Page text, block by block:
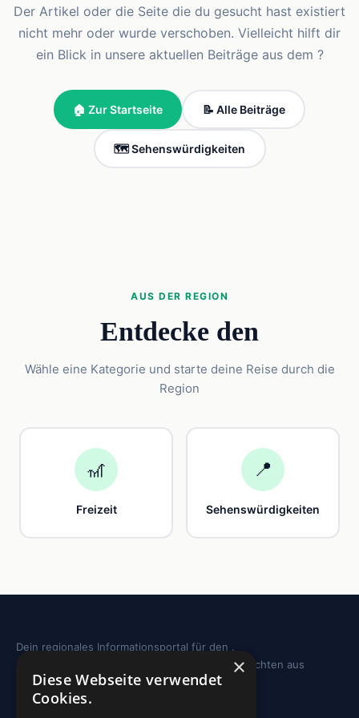
Der Artikel oder die Seite die du gesucht hast existiert
nicht mehr oder wurde verschoben. Vielleicht hilft dir
ein Blick in unsere aktuellen Beiträge aus dem ?
🏠 Zur Startseite 📝 Alle Beiträge
🗺️ Sehenswürdigkeiten
AUS DER REGION
Entdecke den
Wähle eine Kategorie und starte deine Reise durch die
Region
🎢
Freizeit
📍
Sehenswürdigkeiten
Dein regionales Informationsportal für den .
Sehenswürdigkeiten, Ausflugstipps und Geschichten aus
deiner Region.
×
Diese Webseite verwendet
Cookies.